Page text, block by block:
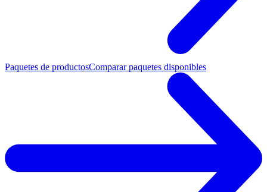
Paquetes de productosComparar paquetes disponibles